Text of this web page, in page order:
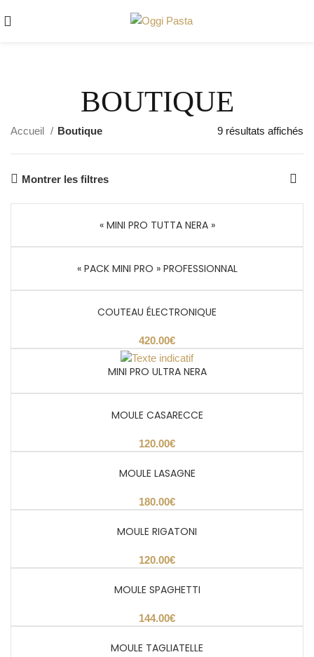
BOUTIQUE
Accueil Boutique 9 résultats affichés
Montrer les filtres
« MINI PRO TUTTA NERA »
« PACK MINI PRO » PROFESSIONNAL
COUTEAU ÉLECTRONIQUE
€
MINI PRO ULTRA NERA
MOULE CASARECCE
€
MOULE LASAGNE
€
MOULE RIGATONI
€
MOULE SPAGHETTI
€
MOULE TAGLIATELLE